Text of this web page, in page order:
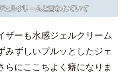
ザーも水感ジェルクリーム
みずしいプルッとしたジェ
らにここちよく癖になりま